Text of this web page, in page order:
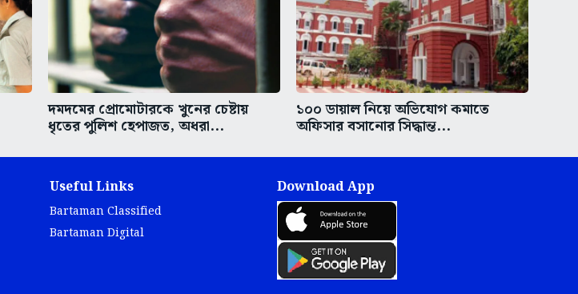
দমদমের প্রোমোটারকে খুনের চেষ্টায়
ধৃতের পুলিশ হেপাজত, অধরা...
১০০ ডায়াল নিয়ে অভিযোগ কমাতে
অফিসার বসানোর সিদ্ধান্ত...
Useful Links
Bartaman Classified
Bartaman Digital
Download App